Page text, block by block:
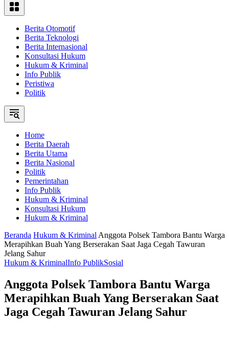
Berita Otomotif
Berita Teknologi
Berita Internasional
Konsultasi Hukum
Hukum & Kriminal
Info Publik
Peristiwa
Politik
Home
Berita Daerah
Berita Utama
Berita Nasional
Politik
Pemerintahan
Info Publik
Hukum & Kriminal
Konsultasi Hukum
Hukum & Kriminal
Beranda Hukum & Kriminal Anggota Polsek Tambora Bantu Warga
Merapihkan Buah Yang Berserakan Saat Jaga Cegah Tawuran
Jelang Sahur
Hukum & KriminalInfo PublikSosial
Anggota Polsek Tambora Bantu Warga
Merapihkan Buah Yang Berserakan Saat
Jaga Cegah Tawuran Jelang Sahur